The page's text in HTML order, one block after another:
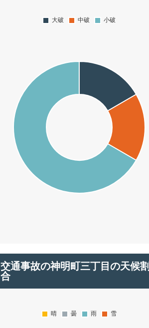
交通事故の神明町三丁目の天候割
合